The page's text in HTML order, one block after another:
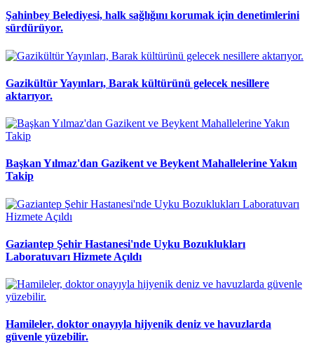
Şahinbey Belediyesi, halk sağlığını korumak için denetimlerini
sürdürüyor.
Gazikültür Yayınları, Barak kültürünü gelecek nesillere
aktarıyor.
Başkan Yılmaz'dan Gazikent ve Beykent Mahallelerine Yakın
Takip
Gaziantep Şehir Hastanesi'nde Uyku Bozuklukları
Laboratuvarı Hizmete Açıldı
Hamileler, doktor onayıyla hijyenik deniz ve havuzlarda
güvenle yüzebilir.